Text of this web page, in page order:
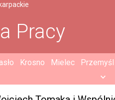
Pracy
Krosno Mielec Przemyśl